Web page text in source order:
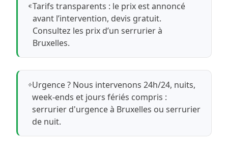
Tarifs transparents : le prix est annoncé
avant l’intervention, devis gratuit.
Consultez les prix d’un serrurier à
Bruxelles.
Urgence ? Nous intervenons 24h/24, nuits,
week-ends et jours fériés compris :
serrurier d'urgence à Bruxelles ouserrurier
de nuit.